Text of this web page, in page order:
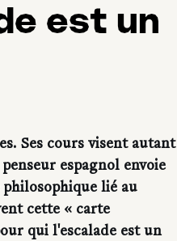
est un
Ses cours visent autant
espagnol envoie
lié au
cette « carte
qui l'escalade est un